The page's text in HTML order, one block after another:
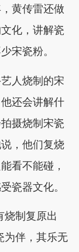
黄传雷还做
化，讲解瓷
宋瓷粉。
人烧制的宋
还会讲解什
摄烧制宋瓷
，他们复烧
看不能碰，
瓷器文化。
制复原出
为伴，其乐无